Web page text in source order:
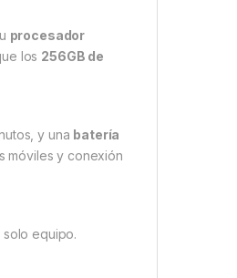
procesador
los 256GB de
y una batería
móviles y conexión
equipo.